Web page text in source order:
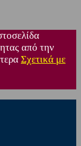
από την
Σχετικά με